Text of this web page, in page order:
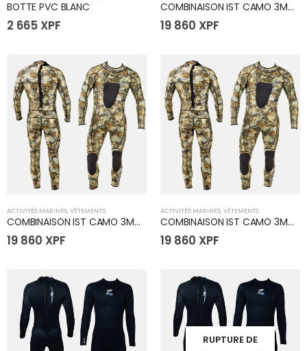
BOTTE PVC BLANC
2 665 XPF
COMBINAISON IST CAMO 3MM - Taille Large
19 860 XPF
ACTIVITÉS MARINES, VÊTEMENTS
COMBINAISON IST CAMO 3MM - Taille X-Large
19 860 XPF
ACTIVITÉS MARINES, VÊTEMENTS
COMBINAISON IST CAMO 3MM - Taille XX-Large
19 860 XPF
RUPTURE DE